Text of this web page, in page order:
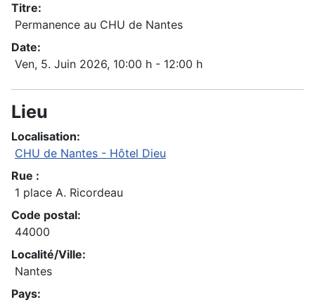
Titre:
Permanence au CHU de Nantes
Date:
Ven, 5. Juin 2026, 10:00 h - 12:00 h
Lieu
Localisation:
CHU de Nantes - Hôtel Dieu
Rue :
1 place A. Ricordeau
Code postal:
44000
Localité/Ville:
Nantes
Pays: